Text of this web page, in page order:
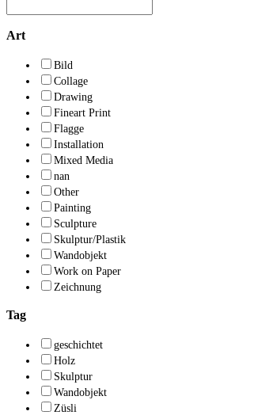
Art
Bild
Collage
Drawing
Fineart Print
Flagge
Installation
Mixed Media
nan
Other
Painting
Sculpture
Skulptur/Plastik
Wandobjekt
Work on Paper
Zeichnung
Tag
geschichtet
Holz
Skulptur
Wandobjekt
Züsli